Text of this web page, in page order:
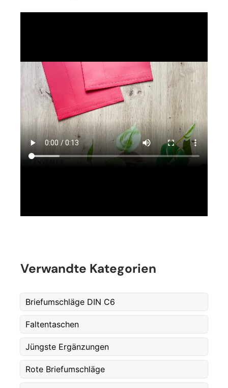
Etternavn *
Verwandte Kategorien
Briefumschläge DIN C6
Faltentaschen
Jüngste Ergänzungen
Rote Briefumschläge